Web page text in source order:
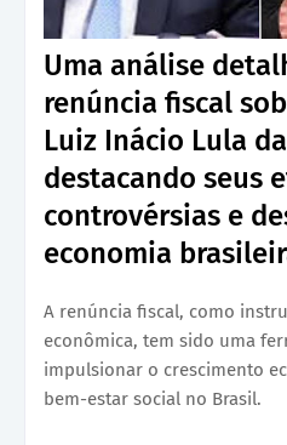
Uma análise
renúncia fiscal
Luiz Inácio Lula
destacando seus
controvérsias e
economia
A renúncia fiscal, como
econômica, tem sido uma
impulsionar o crescimento
bem-estar social no Brasil.